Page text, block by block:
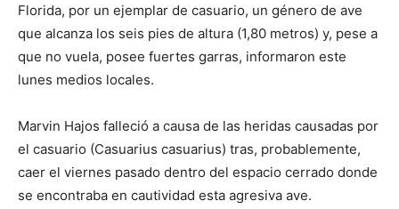
Florida, por un ejemplar de casuario, un género de ave
que alcanza los seis pies de altura (1,80 metros) y, pese a
que no vuela, posee fuertes garras, informaron este
lunes medios locales.
Marvin Hajos falleció a causa de las heridas causadas por
el casuario (Casuarius casuarius) tras, probablemente,
caer el viernes pasado dentro del espacio cerrado donde
se encontraba en cautividad esta agresiva ave.